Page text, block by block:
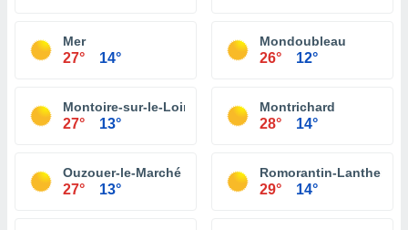
Mer
27° 14°
Mondoubleau
26° 12°
Montoire-sur-le-Loir
27° 13°
Montrichard
28° 14°
Ouzouer-le-Marché
27° 13°
Romorantin-Lanthenay
29° 14°